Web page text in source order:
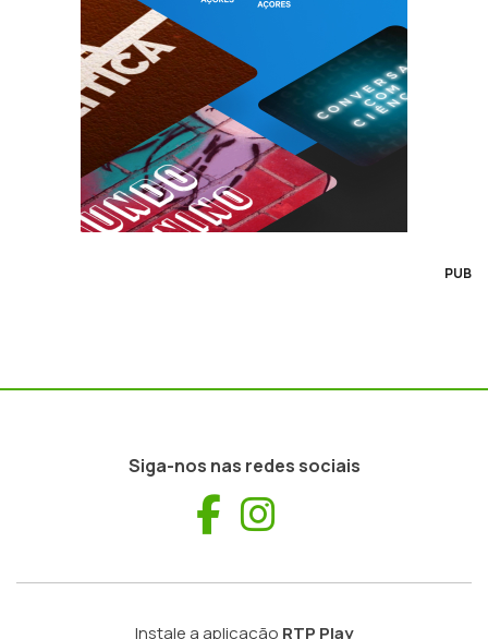
PUB
Siga-nos nas redes sociais
Facebook
Instale a aplicação RTP Play